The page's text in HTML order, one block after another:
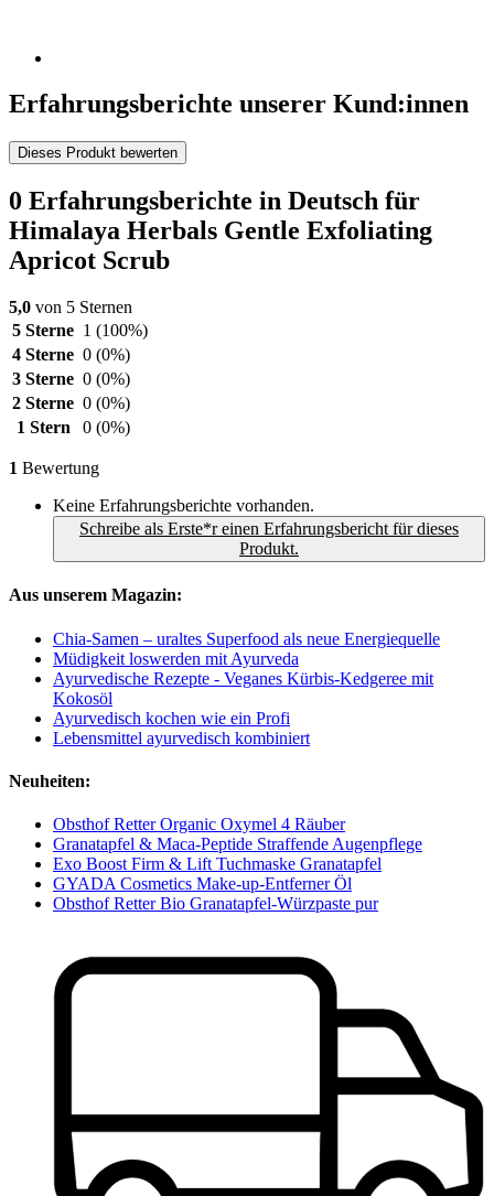
Erfahrungsberichte unserer Kund:innen
Dieses Produkt bewerten
0 Erfahrungsberichte in Deutsch für
Himalaya Herbals Gentle Exfoliating
Apricot Scrub
5,0 von 5 Sternen
5 Sterne 1 (100%)
4 Sterne 0 (0%)
3 Sterne 0 (0%)
2 Sterne 0 (0%)
1 Stern
0 (0%)
1 Bewertung
Keine Erfahrungsberichte vorhanden.
Schreibe als Erste*r einen Erfahrungsbericht für dieses
Produkt.
Aus unserem Magazin:
Chia-Samen – uraltes Superfood als neue Energiequelle
Müdigkeit loswerden mit Ayurveda
Ayurvedische Rezepte - Veganes Kürbis-Kedgeree mit
Kokosöl
Ayurvedisch kochen wie ein Profi
Lebensmittel ayurvedisch kombiniert
Neuheiten:
Obsthof Retter Organic Oxymel 4 Räuber
Granatapfel & Maca-Peptide Straffende Augenpflege
Exo Boost Firm & Lift Tuchmaske Granatapfel
GYADA Cosmetics Make-up-Entferner Öl
Obsthof Retter Bio Granatapfel-Würzpaste pur